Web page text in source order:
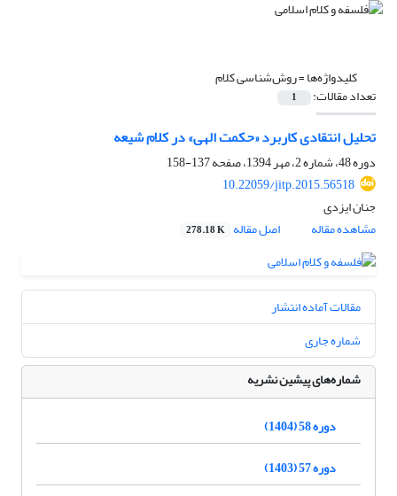
کلیدواژه‌ها =روش‌شناسی کلام
تعداد مقالات: 1
تحلیل انتقادی کاربرد «حکمت الهی» در کلام شیعه
دوره 48، شماره 2، مهر 1394، صفحه
137-158
10.22059/jitp.2015.56518
جنان ایزدی
مشاهده مقاله
اصل مقاله 278.18 K
مقالات آماده انتشار
شماره جاری
شماره‌های پیشین نشریه
دوره 58 (1404)
دوره 57 (1403)